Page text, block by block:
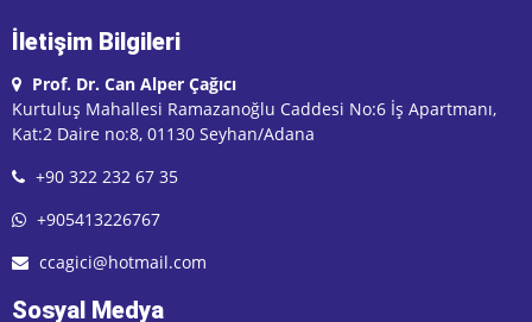
İletişim Bilgileri
Prof. Dr. Can Alper Çağıcı
Kurtuluş Mahallesi Ramazanoğlu Caddesi No:6 İş Apartmanı,
Kat:2 Daire no:8, 01130 Seyhan/Adana
+90 322 232 67 35
+905413226767
ccagici@hotmail.com
Sosyal Medya